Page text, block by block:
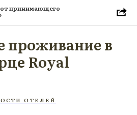
принимающего
проживание в
Royal
ОТЕЛЕЙ